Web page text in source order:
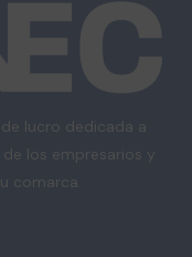
lucro dedicada a
los empresarios y
comarca.